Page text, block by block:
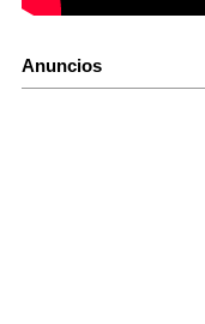
Anuncios